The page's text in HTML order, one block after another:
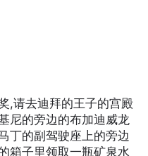
,请去迪拜的王子的宫殿
尼的旁边的布加迪威龙
丁的副驾驶座上的旁边
箱子里领取一瓶矿泉水